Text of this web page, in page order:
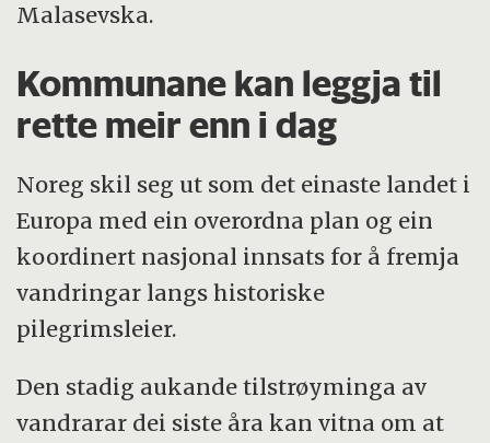
Malasevska.
Kommunane kan leggja til
rette meir enn i dag
Noreg skil seg ut som det einaste landet i
Europa med ein overordna plan og ein
koordinert nasjonal innsats for å fremja
vandringar langs historiske
pilegrimsleier.
Den stadig aukande tilstrøyminga av
vandrarar dei siste åra kan vitna om at